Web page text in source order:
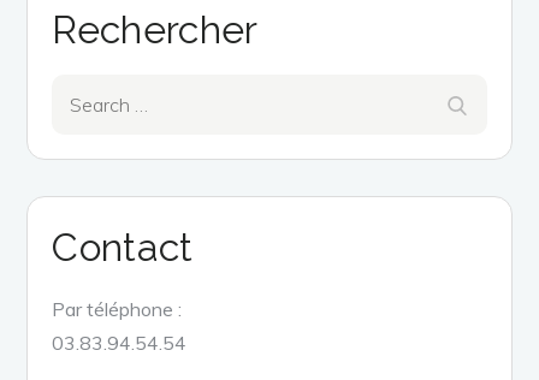
Rechercher
Contact
Par téléphone :
03.83.94.54.54